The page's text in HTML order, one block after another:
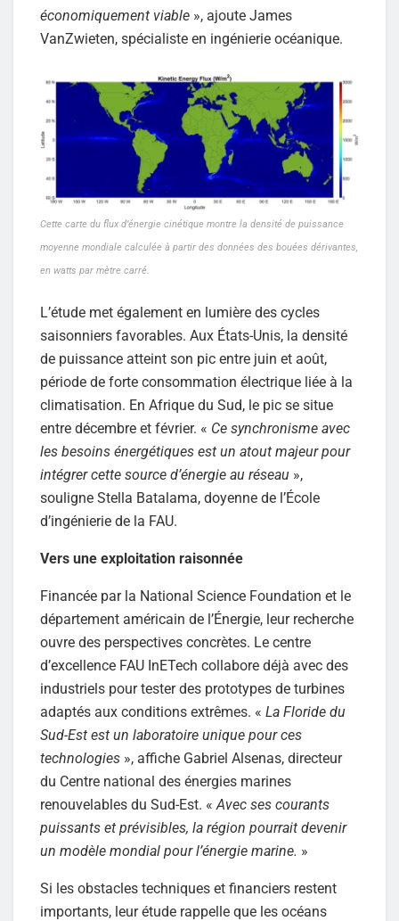
économiquement viable », ajoute James
VanZwieten, spécialiste en ingénierie océanique.
Cette carte du flux d’énergie cinétique montre la densité de puissance
moyenne mondiale calculée à partir des données des bouées dérivantes,
en watts par mètre carré.
L’étude met également en lumière des cycles
saisonniers favorables. Aux États-Unis, la densité
de puissance atteint son pic entre juin et août,
période de forte consommation électrique liée à la
climatisation. En Afrique du Sud, le pic se situe
entre décembre et février. « Ce synchronisme avec
les besoins énergétiques est un atout majeur pour
intégrer cette source d’énergie au réseau »,
souligne Stella Batalama, doyenne de l’École
d’ingénierie de la FAU.
Vers une exploitation raisonnée
Financée par la National Science Foundation et le
département américain de l’Énergie, leur recherche
ouvre des perspectives concrètes. Le centre
d’excellence FAU InETech collabore déjà avec des
industriels pour tester des prototypes de turbines
adaptés aux conditions extrêmes. « La Floride du
Sud-Est est un laboratoire unique pour ces
technologies », affiche Gabriel Alsenas, directeur
du Centre national des énergies marines
renouvelables du Sud-Est. « Avec ses courants
puissants et prévisibles, la région pourrait devenir
un modèle mondial pour l’énergie marine. »
Si les obstacles techniques et financiers restent
importants, leur étude rappelle que les océans